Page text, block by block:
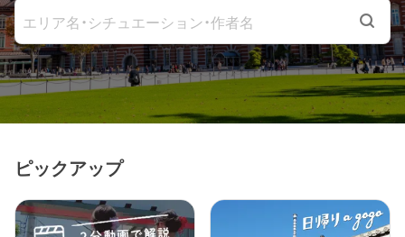
エリア名・シチュエーション・作者名
ピックアップ